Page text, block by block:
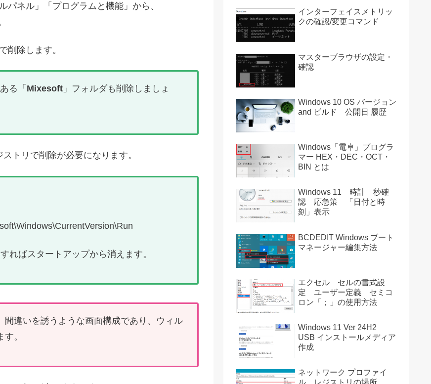
パネル」「プログラムと機能」から、
削除します。
る「 Mixesoft 」フォルダも削除しましょ
ストリで削除が必要になります。
ればスタートアップから消えます。
違いを誘うような画面構成であり、ウィル
。
インターフェイスメトリッ
クの確認/変更コマンド
マスターブラウザの設定・
確認
Windows 10 OS バージョン
and ビルド 公開日 履歴
Windows「電卓」プログラ
マー HEX・DEC・OCT・
BIN とは
Windows 11 時計 秒確
認 応急策 「日付と時
刻」表示
BCDEDIT Windows ブート
マネージャー編集方法
エクセル セルの書式設
定 ユーザー定義 セミコ
ロン「；」の使用方法
Windows 11 Ver 24H2
USB インストールメディア
作成
ネットワーク プロファイ